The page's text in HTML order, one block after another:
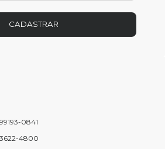
CADASTRAR
0841
4800